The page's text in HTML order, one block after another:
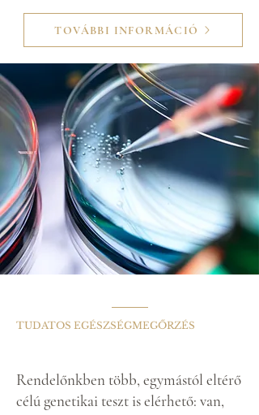
TOVÁBBI INFORMÁCIÓ
TUDATOS EGÉSZSÉGMEGŐRZÉS
Rendelőnkben több, egymástól eltérő
célú genetikai teszt is elérhető: van,